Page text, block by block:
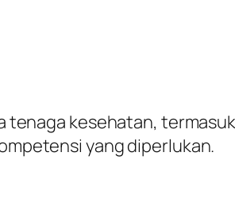
tenaga kesehatan,
yang diperlukan.